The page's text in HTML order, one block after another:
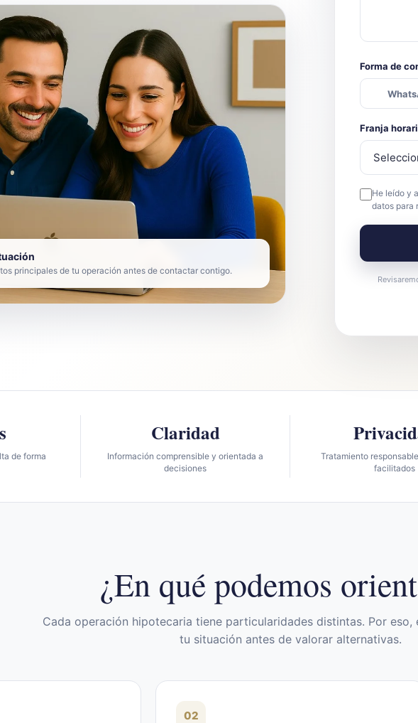
principales de tu operación antes de contactar contigo.
Forma de
Franja
He leído y
datos para
de forma
Claridad
Información comprensible y orientada a
decisiones
Tratamiento
facilitados
¿En qué podemos
Cada operación hipotecaria tiene particularidades distintas. Por
tu situación antes de valorar alternativas.
02